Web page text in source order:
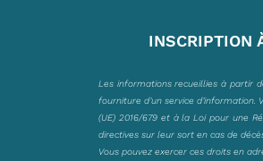
INSCRIPTION
Les informations recueillies à partir
fourniture d’un service
(UE) 2016/679 et à la Loi pour une
directives sur leur sort en cas de
Vous pouvez exercer ces droits en